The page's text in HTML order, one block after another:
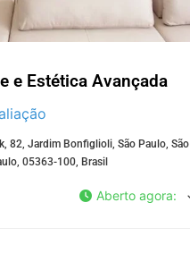
e Estética Avançada
82, Jardim Bonfiglioli, São Paulo, São
05363-100, Brasil
Aberto agora: